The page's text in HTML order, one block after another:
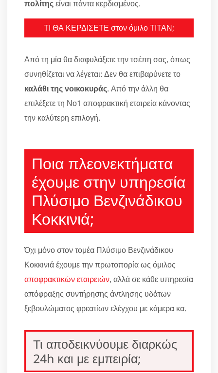
πολίτηςείναι πάντα κερδισμένος.
ΤΙ ΘΑ ΚΕΡΔΙΣΕΤΕ στον όμιλο ΤΙΤΑΝ;
Από τη μία θα διαφυλάξετε την τσέπη σας, όπως
συνηθίζεται να λέγεται: Δεν θα επιβαρύνετε το
καλάθι της νοικοκυράς. Από την άλλη θα
επιλέξετε τη Νο1 αποφρακτική εταιρεία κάνοντας
την καλύτερη επιλογή.
Ποια πλεονεκτήματα
έχουμε στην υπηρεσία
Πλύσιμο Βενζινάδικου
Κοκκινιά;
Όχι μόνο στον τομέα Πλύσιμο Βενζινάδικου
Κοκκινιά έχουμε την πρωτοπορία ως όμιλος
αποφρακτικών εταιρειών, αλλά σε κάθε υπηρεσία
απόφραξης συντήρησης άντλησης υδάτων
ξεβουλώματος φρεατίων ελέγχου με κάμερα κα.
Τι αποδεικνύουμε διαρκώς
24h και με εμπειρία;